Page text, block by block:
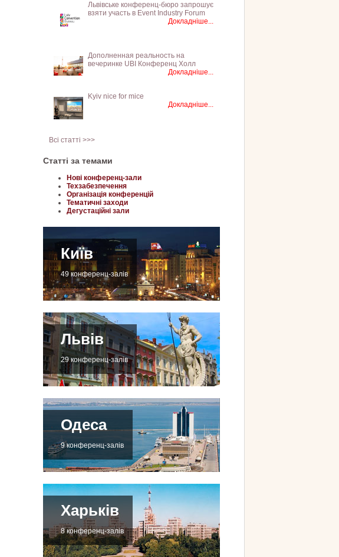
Львівське конференц-бюро запрошує
взяти участь в Event Industry Forum
Докладніше...
Дополненная реальность на
вечеринке UBI Конференц Холл
Докладніше...
Kyiv nice for mice
Докладніше...
Всі статті >>>
Статті за темами
Нові конференц-зали
Техзабезпечення
Організація конференцій
Тематичні заходи
Дегустаційні зали
Київ
49 конференц-залів
Львів
29 конференц-залів
Одеса
9 конференц-залів
Харьків
8 конференц-залів